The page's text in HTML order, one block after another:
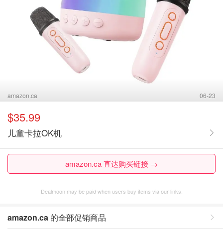
amazon.ca 06-23
$35.99
儿童卡拉OK机
amazon.ca 直达购买链接 →
Dealmoon may be paid when users buy items via our links.
amazon.ca 的全部促销商品